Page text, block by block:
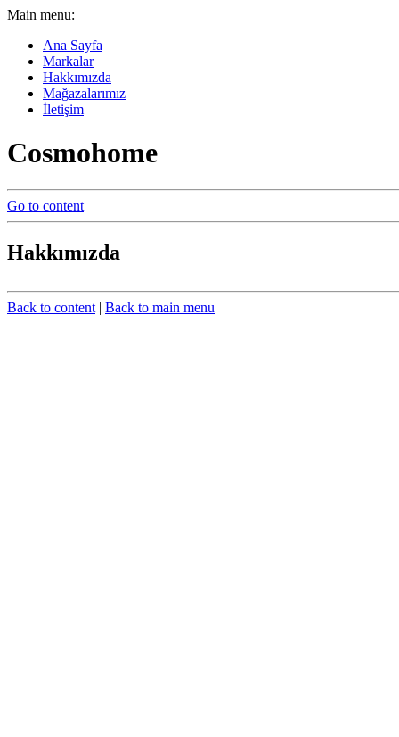
Main menu:
Ana Sayfa
Markalar
Hakkımızda
Mağazalarımız
İletişim
Cosmohome
Go to content
Hakkımızda
Back to content | Back to main menu